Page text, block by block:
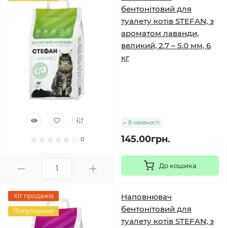
0
бентонітовий для
туалету котів STEFAN, з
ароматом лаванди,
великий, 2.7 – 5.0 мм, 6
кг
В наявності
145.00грн.
До кошика
Хіт продажів
Популярний
Наповнювач
бентонітовий для
туалету котів STEFAN, з